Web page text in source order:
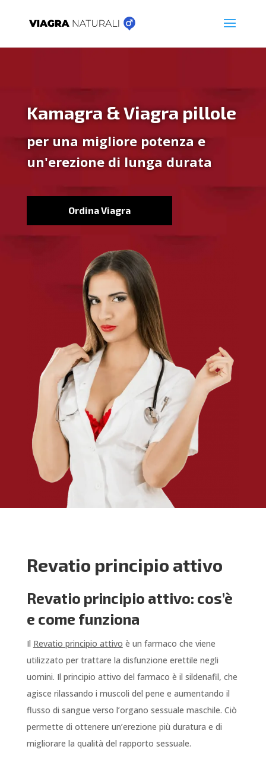
Kamagra & Viagra pillole
per una migliore potenza e
un'erezione di lunga durata
Ordina Viagra
Revatio principio attivo
Revatio principio attivo: cos’è
e come funziona
Il Revatio principio attivo è un farmaco che viene
utilizzato per trattare la disfunzione erettile negli
uomini. Il principio attivo del farmaco è il sildenafil, che
agisce rilassando i muscoli del pene e aumentando il
flusso di sangue verso l’organo sessuale maschile. Ciò
permette di ottenere un’erezione più duratura e di
migliorare la qualità del rapporto sessuale.